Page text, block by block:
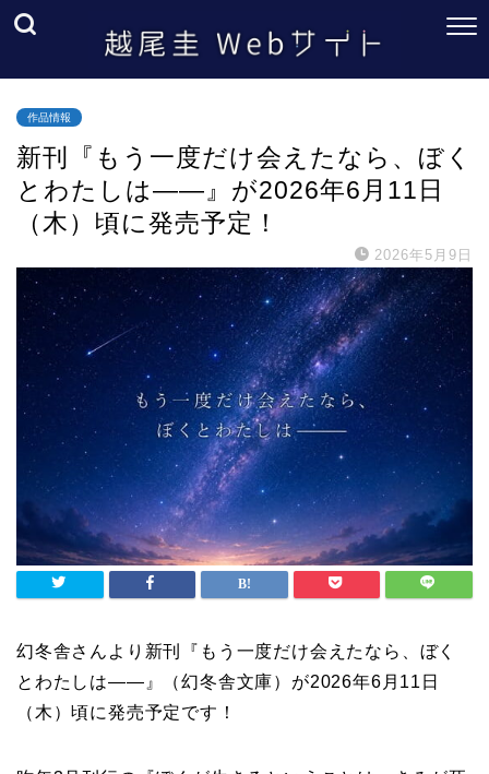
作品情報
新刊『もう一度だけ会えたなら、ぼく
とわたしは――』が2026年6月11日
（木）頃に発売予定！
2026年5月9日
幻冬舎さんより新刊『もう一度だけ会えたなら、ぼく
とわたしは――』（幻冬舎文庫）が2026年6月11日
（木）頃に発売予定です！